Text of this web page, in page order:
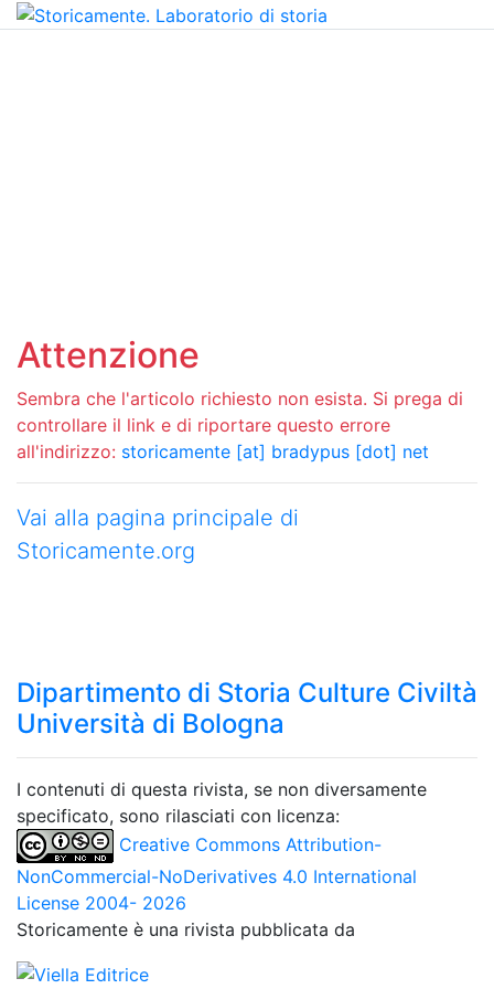
Attenzione
Sembra che l'articolo richiesto non esista. Si prega di
controllare il link e di riportare questo errore
all'indirizzo: storicamente [at] bradypus [dot] net
Vai alla pagina principale di
Storicamente.org
Dipartimento di Storia Culture Civiltà
Università di Bologna
I contenuti di questa rivista, se non diversamente
specificato, sono rilasciati con licenza:
Creative Commons Attribution-
NonCommercial-NoDerivatives 4.0 International
License 2004- 2026
Storicamente è una rivista pubblicata da